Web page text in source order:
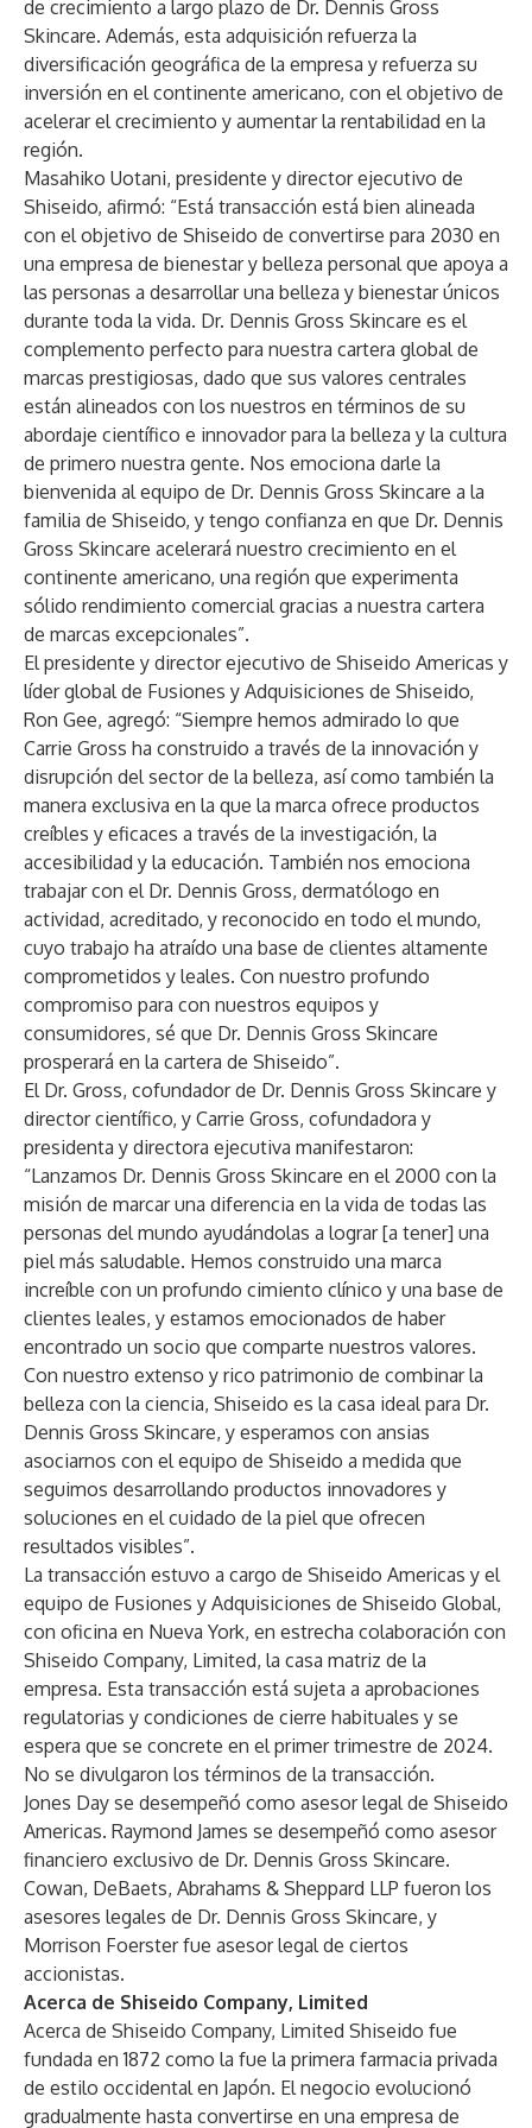
de crecimiento a largo plazo de Dr. Dennis Gross
Skincare. Además, esta adquisición refuerza la
diversificación geográfica de la empresa y refuerza su
inversión en el continente americano, con el objetivo de
acelerar el crecimiento y aumentar la rentabilidad en la
región.
Masahiko Uotani, presidente y director ejecutivo de
Shiseido, afirmó: “Está transacción está bien alineada
con el objetivo de Shiseido de convertirse para 2030 en
una empresa de bienestar y belleza personal que apoya a
las personas a desarrollar una belleza y bienestar únicos
durante toda la vida. Dr. Dennis Gross Skincare es el
complemento perfecto para nuestra cartera global de
marcas prestigiosas, dado que sus valores centrales
están alineados con los nuestros en términos de su
abordaje científico e innovador para la belleza y la cultura
de primero nuestra gente. Nos emociona darle la
bienvenida al equipo de Dr. Dennis Gross Skincare a la
familia de Shiseido, y tengo confianza en que Dr. Dennis
Gross Skincare acelerará nuestro crecimiento en el
continente americano, una región que experimenta
sólido rendimiento comercial gracias a nuestra cartera
de marcas excepcionales”.
El presidente y director ejecutivo de Shiseido Americas y
líder global de Fusiones y Adquisiciones de Shiseido,
Ron Gee, agregó: “Siempre hemos admirado lo que
Carrie Gross ha construido a través de la innovación y
disrupción del sector de la belleza, así como también la
manera exclusiva en la que la marca ofrece productos
creíbles y eficaces a través de la investigación, la
accesibilidad y la educación. También nos emociona
trabajar con el Dr. Dennis Gross, dermatólogo en
actividad, acreditado, y reconocido en todo el mundo,
cuyo trabajo ha atraído una base de clientes altamente
comprometidos y leales. Con nuestro profundo
compromiso para con nuestros equipos y
consumidores, sé que Dr. Dennis Gross Skincare
prosperará en la cartera de Shiseido”.
El Dr. Gross, cofundador de Dr. Dennis Gross Skincare y
director científico, y Carrie Gross, cofundadora y
presidenta y directora ejecutiva manifestaron:
“Lanzamos Dr. Dennis Gross Skincare en el 2000 con la
misión de marcar una diferencia en la vida de todas las
personas del mundo ayudándolas a lograr [a tener] una
piel más saludable. Hemos construido una marca
increíble con un profundo cimiento clínico y una base de
clientes leales, y estamos emocionados de haber
encontrado un socio que comparte nuestros valores.
Con nuestro extenso y rico patrimonio de combinar la
belleza con la ciencia, Shiseido es la casa ideal para Dr.
Dennis Gross Skincare, y esperamos con ansias
asociarnos con el equipo de Shiseido a medida que
seguimos desarrollando productos innovadores y
soluciones en el cuidado de la piel que ofrecen
resultados visibles”.
La transacción estuvo a cargo de Shiseido Americas y el
equipo de Fusiones y Adquisiciones de Shiseido Global,
con oficina en Nueva York, en estrecha colaboración con
Shiseido Company, Limited, la casa matriz de la
empresa. Esta transacción está sujeta a aprobaciones
regulatorias y condiciones de cierre habituales y se
espera que se concrete en el primer trimestre de 2024.
No se divulgaron los términos de la transacción.
Jones Day se desempeñó como asesor legal de Shiseido
Americas. Raymond James se desempeñó como asesor
financiero exclusivo de Dr. Dennis Gross Skincare.
Cowan, DeBaets, Abrahams & Sheppard LLP fueron los
asesores legales de Dr. Dennis Gross Skincare, y
Morrison Foerster fue asesor legal de ciertos
accionistas.
Acerca de Shiseido Company, Limited
Acerca de Shiseido Company, Limited Shiseido fue
fundada en 1872 como la fue la primera farmacia privada
de estilo occidental en Japón. El negocio evolucionó
gradualmente hasta convertirse en una empresa de